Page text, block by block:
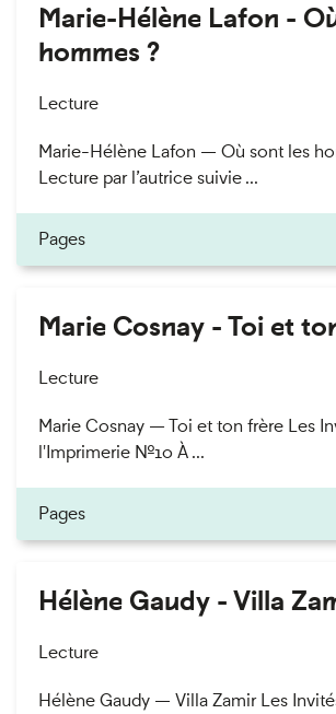
Marie-Hélène Lafon -
hommes ?
Lecture
Marie-Hélène Lafon — Où sont les
Lecture par l’autrice suivie ...
Pages
Marie Cosnay - Toi et
Lecture
Marie Cosnay — Toi et ton frère Les
l'Imprimerie n°10 À ...
Pages
Hélène Gaudy - Villa
Lecture
Hélène Gaudy — Villa Zamir Les